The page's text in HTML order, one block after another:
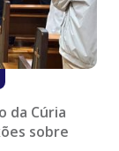
da Cúria
sobre